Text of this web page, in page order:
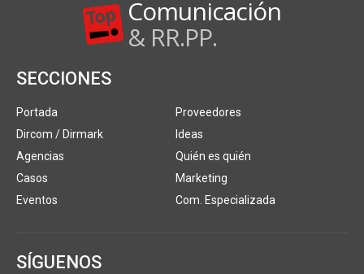
Comunicación
& RR.PP.
SECCIONES
Portada
Dircom / Dirmark
Agencias
Casos
Eventos
Proveedores
Ideas
Quién es quién
Marketing
Com. Especializada
SÍGUENOS